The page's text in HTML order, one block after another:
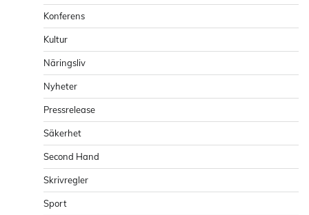
Konferens
Kultur
Näringsliv
Nyheter
Pressrelease
Säkerhet
Second Hand
Skrivregler
Sport